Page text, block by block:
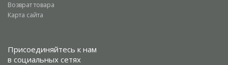
Возврат товара
Карта сайта
Присоединяйтесь к нам
в социальных сетях